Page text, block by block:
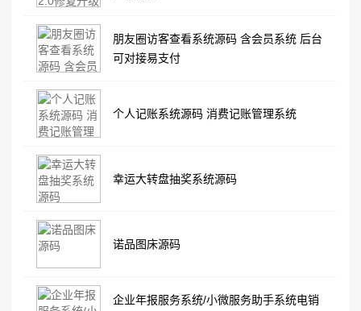
朋友圈访客查看系统源码 含会员系统 后台
可对接易支付
个人记账系统源码 消费记账管理系统
幸运大转盘抽奖系统源码
诺品图床源码
企业年报服务系统/小微服务助手系统电销